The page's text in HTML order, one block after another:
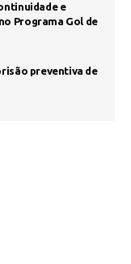
e
Programa Gol de
preventiva de